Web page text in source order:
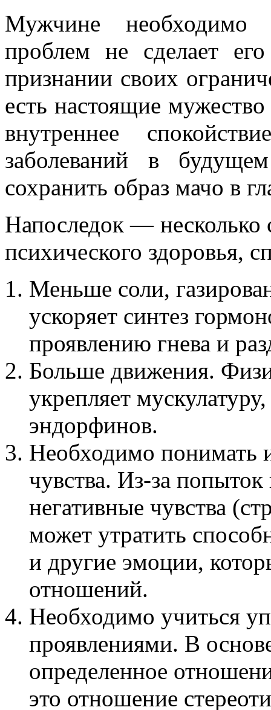
Мужчине необходимо
проблем не сделает
признании своих
есть настоящие
внутреннее
заболеваний в
сохранить образ мачо в
Напоследок — несколько
психического здоровья,
Меньше соли,
ускоряет синтез
проявлению гнева и
Больше движения.
укрепляет
эндорфинов.
Необходимо понимать
чувства. Из-за попыток
негативные чувства
может утратить
и другие эмоции,
отношений.
Необходимо учиться
проявлениями. В
определенное
это отношение